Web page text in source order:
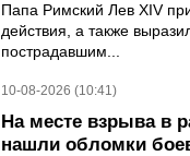
Папа Римский Лев XIV
действия, а также
пострадавшим...
10-08-2026 (10:41)
На месте взрыва в
нашли обломки